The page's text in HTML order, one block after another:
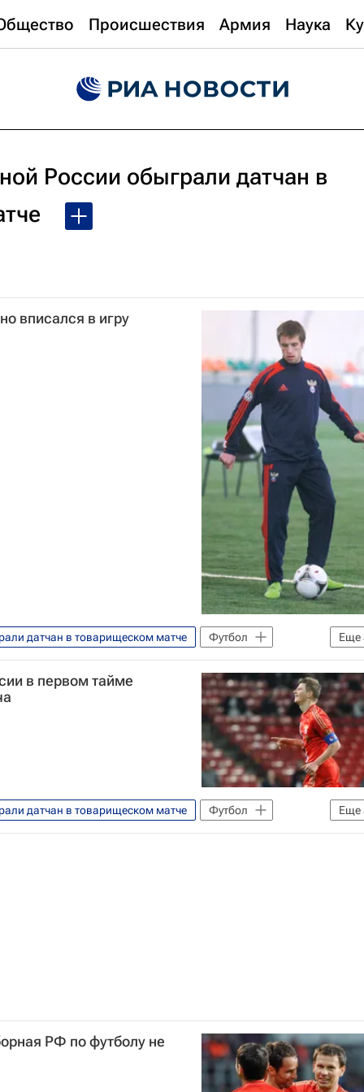
Происшествия Армия Наука
России обыграли датчан в
вписался в игру
Еще
датчан в товарищеском матче
Футбол
Дмитрий Комбаров
в первом тайме
Еще
датчан в товарищеском матче
Футбол
Дания
Андрей Аршавин
РФ по футболу не